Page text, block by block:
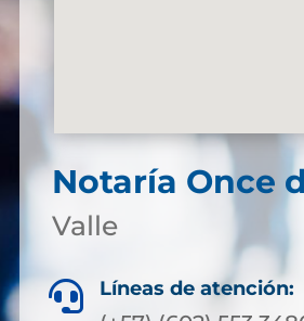
Notaría Once
Valle
 Líneas de atención: